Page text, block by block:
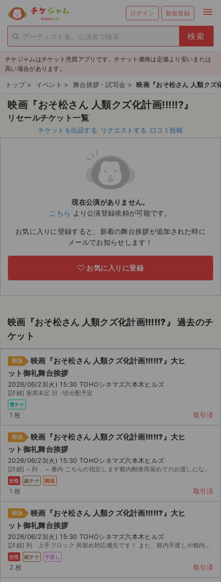
ログイン 新規登録 menu
person_add 新規会員登録
チケットを探す
新着チケット
値下げしたチケット
都道府県からチケットを探す
チケットのリクエスト一覧
ライブ・コンサート（国内）
ライブ・コンサート（海外）
スポーツ
ご利用ガイド
手数料・お支払い方法
AIに質問する
よくある質問
お知らせ
チケジャムはチケット売買アプリです。チケット価格は定価より安いまたは
高い場合があります。
トップ > イベント > 舞台挨拶・試写会 > 映画『おそ松さん 人類クズ
映画『おそ松さん 人類クズ化計画!!!!!?』
リセールチケット一覧
チケットを出品する リクエストする 口コミ投稿
現在公演がありません。
こちら より公演登録依頼が可能です。
お気に入りに登録すると、新着の舞台挨拶が追加された時に
メールでお知らせします！
お気に入りに登録
映画『おそ松さん 人類クズ化計画!!!!!?』 過去のチ
ケット
即決
映画『おそ松さん 人類クズ化計画!!!!!?』大ヒ
ット御礼舞台挨拶
2026/06/23(火) 15:30 TOHOシネマズ六本木ヒルズ
[詳細] 座席未定 日 : 頃分配予定
電チケ
1 枚 取引済
即決
映画『おそ松さん 人類クズ化計画!!!!!?』大ヒ
ット御礼舞台挨拶
2026/06/23(火) 15:30 TOHOシネマズ六本木ヒルズ
[詳細] ~ 列 ~ 番内 こちらの指定します都内郵便局留めでのお渡しになります。 直接郵便局に持...
女性 紙チケ 郵送
1 枚 取引済
即決
映画『おそ松さん 人類クズ化計画!!!!!?』大ヒ
ット御礼舞台挨拶
2026/06/23(火) 15:30 TOHOシネマズ六本木ヒルズ
[詳細] 列 上手ブロック 局留め対応優先です！ また、都内手渡しや都内コインロッカーも対応してます！...
女性 紙チケ 手渡し
2 枚 取引済